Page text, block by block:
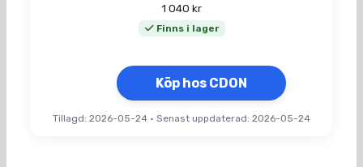
1 040 kr
Finns i lager
Köp hos CDON
Tillagd: 2026-05-24 • Senast uppdaterad: 2026-05-24